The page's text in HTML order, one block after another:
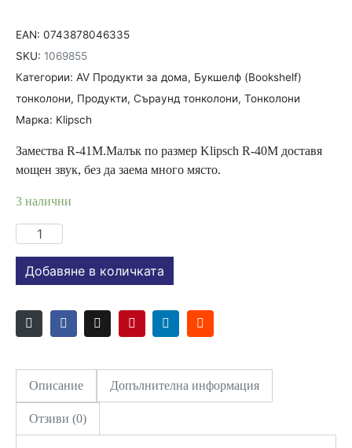
EAN: 0743878046335
SKU: 1069855
Категории: AV Продукти за дома, Букшелф (Bookshelf)
тонколони, Продукти, Съраунд тонколони, Тонколони
Марка: Klipsch
Замества R-41M.Малък по размер Klipsch R-40M доставя
мощен звук, без да заема много място.
3 налични
количество
Букшелф
тонколони
Klipsch
R-
Добавяне в количката
Описание Допълнителна информация
Отзиви (0)